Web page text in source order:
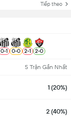
Tiếp theo
0-1 0-0 2-1 2-0
5 Trận Gần Nhất
1 (20%)
2 (40%)